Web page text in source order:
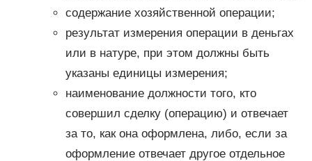
содержание хозяйственной операции;
результат измерения операции в деньгах
или в натуре, при этом должны быть
указаны единицы измерения;
наименование должности того, кто
совершил сделку (операцию) и отвечает
за то, как она оформлена, либо, если за
оформление отвечает другое отдельное